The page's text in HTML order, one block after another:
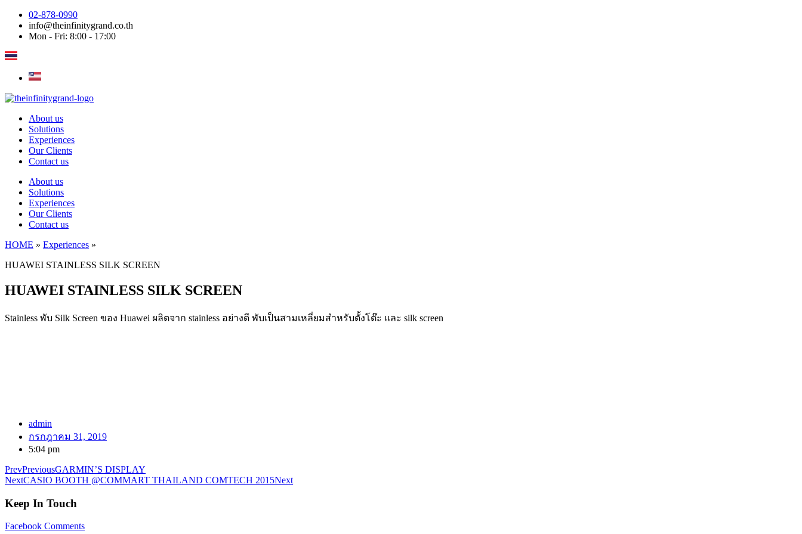
Skip
content
02-878-0990
info@theinfinitygrand.co.th
Mon - Fri: 8:00 - 17:00
About us
Solutions
Experiences
Our Clients
Contact us
About us
Solutions
Experiences
Our Clients
Contact us
HOME » Experiences »
HUAWEI STAINLESS SILK SCREEN
HUAWEI STAINLESS SILK SCREEN
Stainless พับ Silk Screen ของ Huawei ผลิตจาก stainless อย่างดี พับเป็นสามเหลี่ยมสำหรับตั้งโต๊ะ และ silk screen
admin
กรกฎาคม 31, 2019
5:04 pm
PrevPreviousGARMIN’S DISPLAY
NextCASIO BOOTH @COMMART THAILAND COMTECH 2015Next
Keep In Touch
Facebook Comments